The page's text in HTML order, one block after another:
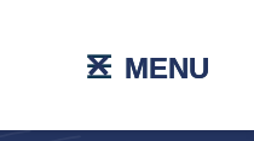
☰ MENU
˟ MENU